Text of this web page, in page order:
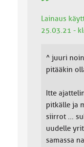
Lainaus
25.03.21 -
^ juuri
pitääkin
Itte
pitkälle ja
siirrot ...
uudelle
samassa